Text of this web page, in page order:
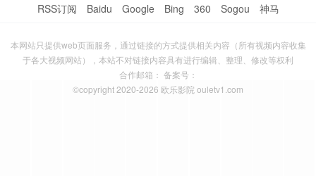
RSS订阅
Baidu Google Bing 360 Sogou 神马
本网站只提供web页面服务，通过链接的方式提供相关内容（所有视频内容收集
于各大视频网站），本站不对链接内容具有进行编辑、整理、修改等权利
合作邮箱： 备案号：
©copyright 2020-2026 欧乐影院 ouletv1.com